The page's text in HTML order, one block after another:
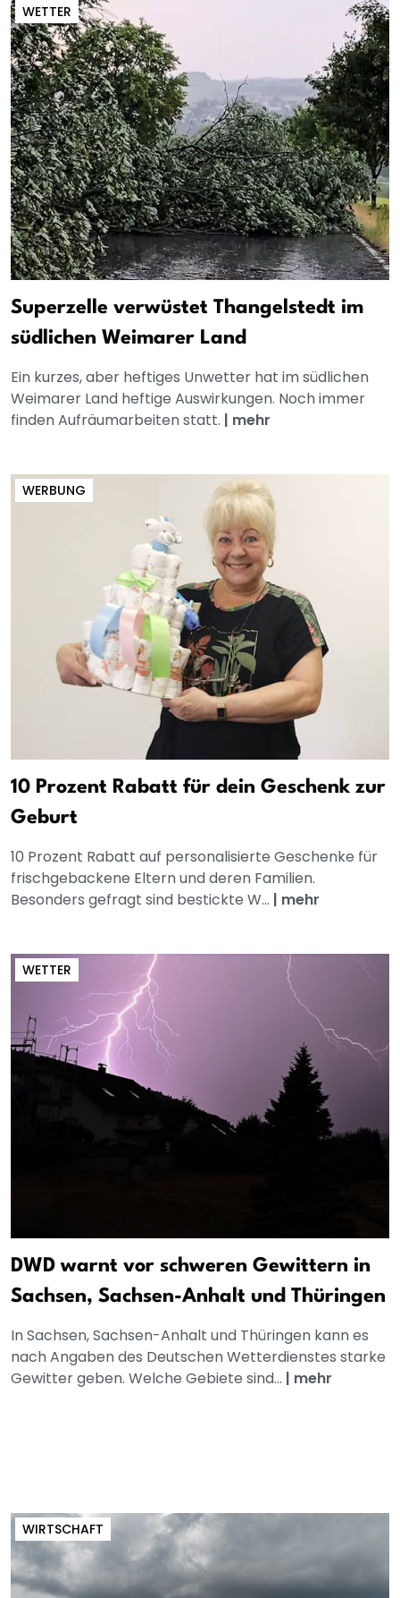
WETTER
Superzelle verwüstet Thangelstedt im
südlichen Weimarer Land
Ein kurzes, aber heftiges Unwetter hat im südlichen
Weimarer Land heftige Auswirkungen. Noch immer
finden Aufräumarbeiten statt. | mehr
WERBUNG
10 Prozent Rabatt für dein Geschenk zur
Geburt
10 Prozent Rabatt auf personalisierte Geschenke für
frischgebackene Eltern und deren Familien.
Besonders gefragt sind bestickte W... | mehr
WETTER
DWD warnt vor schweren Gewittern in
Sachsen, Sachsen-Anhalt und Thüringen
In Sachsen, Sachsen-Anhalt und Thüringen kann es
nach Angaben des Deutschen Wetterdienstes starke
Gewitter geben. Welche Gebiete sind... | mehr
WIRTSCHAFT